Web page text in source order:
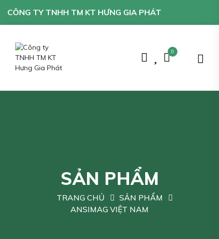
CÔNG TY TNHH TM KT HƯNG GIA PHÁT
0
SẢN PHẨM
TRANG CHỦ
SẢN PHẨM
ANSIMAG VIỆT NAM